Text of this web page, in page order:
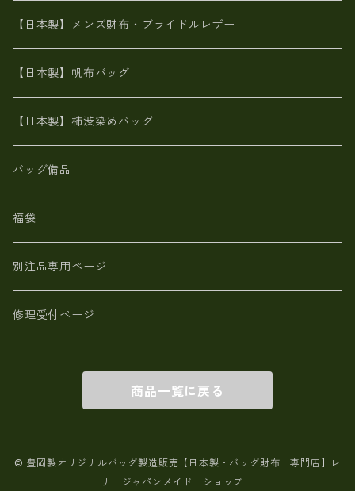
MAISON de HIROAN 【日本製】メンズ 財布
栃木レザー 【日本製】メンズ 財布
革小物・財布【日本製】メンズ レディース
【日本製】メンズ 財布 アザラシ革(シールスキン)
【日本製】メンズ財布・ブライドルレザー
【日本製】帆布バッグ
【日本製】柿渋染めバッグ
バッグ備品
福袋
別注品専用ページ
修理受付ページ
商品一覧に戻る
© 豊岡製オリジナルバッグ製造販売【日本製・バッグ財布 専門店】レ
ナ ジャパンメイド ショップ